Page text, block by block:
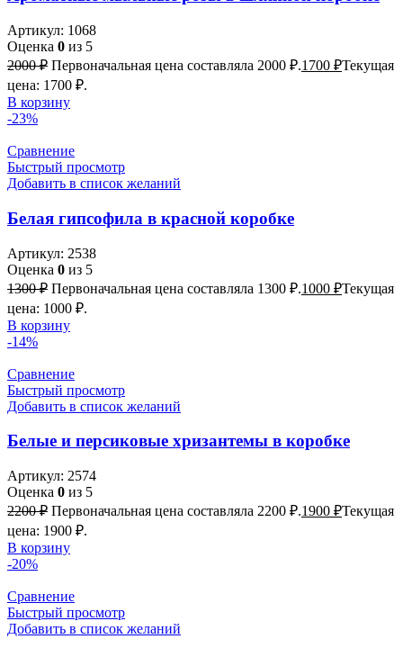
Артикул: 1068
Оценка 0 из 5
2000₽ Первоначальная цена составляла 2000 ₽.1700 ₽Текущая
цена: 1700 ₽.
В корзину
-23%
Сравнение
Быстрый просмотр
Добавить в список желаний
Белая гипсофила в красной коробке
Артикул: 2538
Оценка 0 из 5
1300₽ Первоначальная цена составляла 1300 ₽.1000 ₽Текущая
цена: 1000 ₽.
В корзину
-14%
Сравнение
Быстрый просмотр
Добавить в список желаний
Белые и персиковые хризантемы в коробке
Артикул: 2574
Оценка 0 из 5
2200₽ Первоначальная цена составляла 2200 ₽.1900 ₽Текущая
цена: 1900 ₽.
В корзину
-20%
Сравнение
Быстрый просмотр
Добавить в список желаний